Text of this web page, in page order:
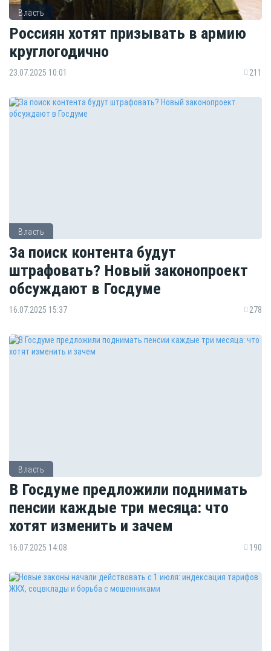
Власть
Россиян хотят призывать в армию
круглогодично
23.07.2025 10:01 211
Власть
За поиск контента будут
штрафовать? Новый законопроект
обсуждают в Госдуме
16.07.2025 15:37 278
Власть
В Госдуме предложили поднимать
пенсии каждые три месяца: что
хотят изменить и зачем
16.07.2025 14:08 190